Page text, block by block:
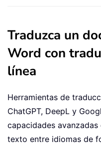
Traduzca un
Word con
línea
Herramientas de
ChatGPT, DeepL y
capacidades
texto entre idiomas de